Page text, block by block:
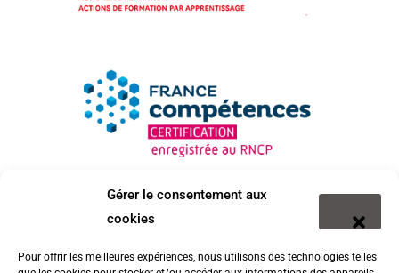
Gérer le consentement aux
cookies
Pour offrir les meilleures expériences, nous utilisons des technologies telles